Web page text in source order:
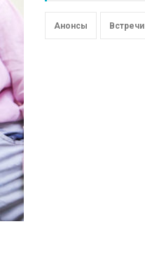
Анонсы Встречи